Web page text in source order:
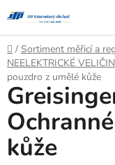
na
obsah
Domů
/ Sortiment měřicí a
NEELEKTRICKÉ
pouzdro z umělé kůže
kůže